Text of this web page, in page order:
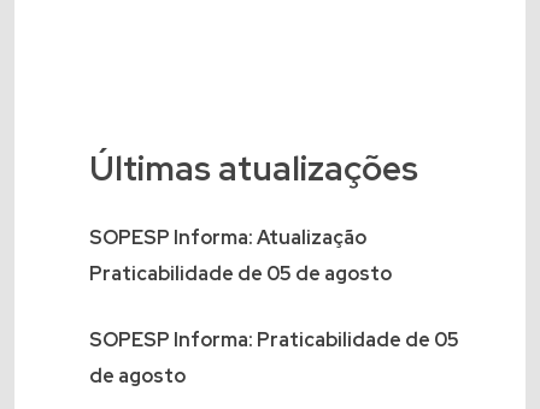
Últimas atualizações
SOPESP Informa: Atualização
Praticabilidade de 05 de agosto
SOPESP Informa: Praticabilidade de 05
de agosto